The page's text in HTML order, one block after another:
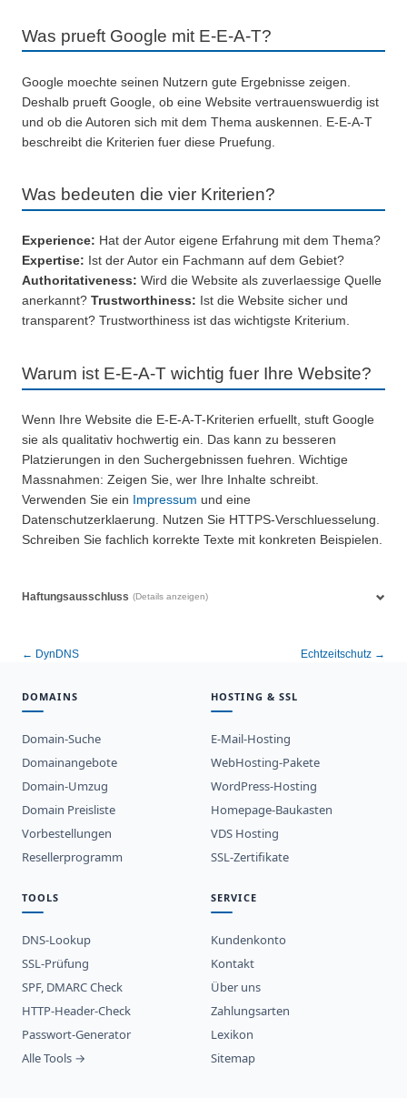
Was prueft Google mit E-E-A-T?
Google moechte seinen Nutzern gute Ergebnisse zeigen.
Deshalb prueft Google, ob eine Website vertrauenswuerdig ist
und ob die Autoren sich mit dem Thema auskennen. E-E-A-T
beschreibt die Kriterien fuer diese Pruefung.
Was bedeuten die vier Kriterien?
Experience: Hat der Autor eigene Erfahrung mit dem Thema?
Expertise: Ist der Autor ein Fachmann auf dem Gebiet?
Authoritativeness: Wird die Website als zuverlaessige Quelle
anerkannt? Trustworthiness: Ist die Website sicher und
transparent? Trustworthiness ist das wichtigste Kriterium.
Warum ist E-E-A-T wichtig fuer Ihre Website?
Wenn Ihre Website die E-E-A-T-Kriterien erfuellt, stuft Google
sie als qualitativ hochwertig ein. Das kann zu besseren
Platzierungen in den Suchergebnissen fuehren. Wichtige
Massnahmen: Zeigen Sie, wer Ihre Inhalte schreibt.
Verwenden Sie ein
Impressum und eine
Datenschutzerklaerung. Nutzen Sie HTTPS-Verschluesselung.
Schreiben Sie fachlich korrekte Texte mit konkreten Beispielen.
Haftungsausschluss (Details anzeigen)
← DynDNS Echtzeitschutz →
DOMAINS
Domain-Suche
Domainangebote
Domain-Umzug
Domain Preisliste
Vorbestellungen
Resellerprogramm
HOSTING & SSL
E-Mail-Hosting
WebHosting-Pakete
WordPress-Hosting
Homepage-Baukasten
VDS Hosting
SSL-Zertifikate
TOOLS
DNS-Lookup
SSL-Prüfung
SPF, DMARC Check
HTTP-Header-Check
Passwort-Generator
Alle Tools →
SERVICE
Kundenkonto
Kontakt
Über uns
Zahlungsarten
Lexikon
Sitemap